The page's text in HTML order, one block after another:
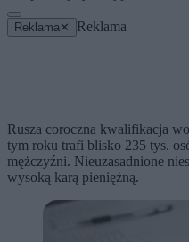
Reklama ✕ Reklama
Rusza coroczna kwalifikacja
tym roku trafi blisko 235 tys.
mężczyźni. Nieuzasadnione
wysoką karą pieniężną.